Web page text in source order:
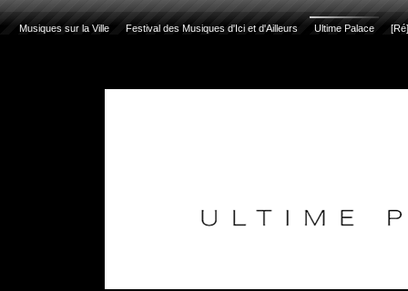
Musiques sur la Ville Festival des Musiques d'Ici et d'Ailleurs Ultime Palace